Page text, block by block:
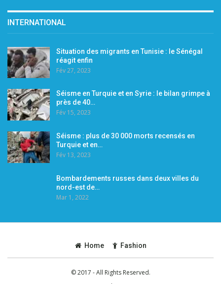
INTERNATIONAL
Situation des migrants en Tunisie : le Sénégal
réagit enfin
Fév 27, 2023
Séisme en Turquie et en Syrie : le bilan grimpe à
près de 40…
Fév 15, 2023
Séisme : plus de 30 000 morts recensés en
Turquie et en…
Fév 13, 2023
Bombardements russes dans deux villes du
nord-est de…
Mar 1, 2022
Home Fashion
© 2017 - All Rights Reserved.